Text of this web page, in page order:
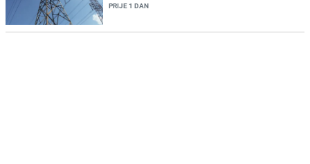
PRIJE 1 DAN